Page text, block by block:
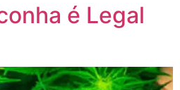
é Legal